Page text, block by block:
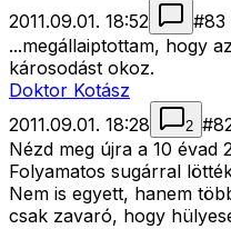
2011.09.01. 18:52
#83
...megállaiptottam, hogy
károsodást okoz.
Doktor Kotász
2011.09.01. 18:28
2 #
Nézd meg újra a 10 évad
Folyamatos sugárral
Nem is egyett, hanem
csak zavaró, hogy